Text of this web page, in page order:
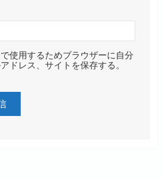
使用するためブラウザーに自分
ドレス、サイトを保存する。